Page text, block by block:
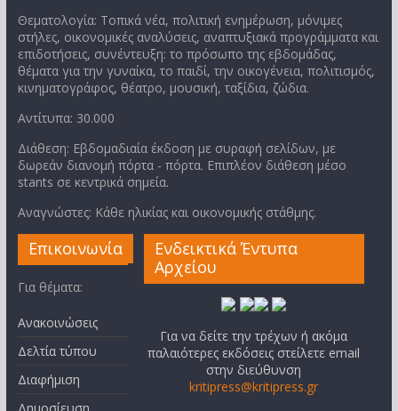
Θεματολογία: Τοπικά νέα, πολιτική ενημέρωση, μόνιμες
στήλες, οικονομικές αναλύσεις, αναπτυξιακά προγράμματα και
επιδοτήσεις, συνέντευξη: το πρόσωπο της εβδομάδας,
θέματα για την γυναίκα, το παιδί, την οικογένεια, πολιτισμός,
κινηματογράφος, θέατρο, μουσική, ταξίδια, ζώδια.
Αντίτυπα: 30.000
Διάθεση: Εβδομαδιαία έκδοση με συραφή σελίδων, με
δωρεάν διανομή πόρτα - πόρτα. Επιπλέον διάθεση μέσο
stants σε κεντρικά σημεία.
Αναγνώστες: Κάθε ηλικίας και οικονομικής στάθμης.
Επικοινωνία
Για θέματα:
Ανακοινώσεις
Δελτία τύπου
Διαφήμιση
Ενδεικτικά Έντυπα
Αρχείου
Για να δείτε την τρέχων ή ακόμα
παλαιότερες εκδόσεις στείλετε email
στην διεύθυνση
kritipress@kritipress.gr